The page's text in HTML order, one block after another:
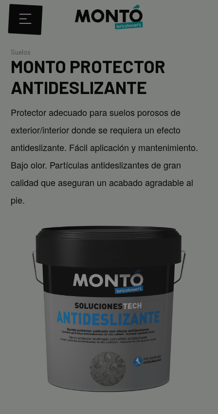
Suelos
MONTO PROTECTOR
ANTIDESLIZANTE
Protector adecuado para suelos porosos de
exterior/interior donde se requiera un efecto
antideslizante. Fácil aplicación y mantenimiento.
Bajo olor. Partículas antideslizantes de gran
calidad que aseguran un acabado agradable al
pie.